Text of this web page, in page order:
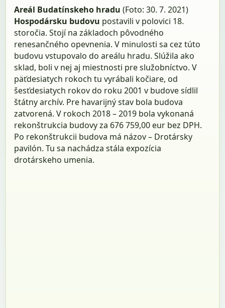
Areál Budatínskeho hradu (Foto: 30. 7. 2021)
Hospodársku budovu postavili v polovici 18.
storočia. Stojí na základoch pôvodného
renesančného opevnenia. V minulosti sa cez túto
budovu vstupovalo do areálu hradu. Slúžila ako
sklad, boli v nej aj miestnosti pre služobníctvo. V
päťdesiatych rokoch tu vyrábali kočiare, od
šesťdesiatych rokov do roku 2001 v budove sídlil
štátny archív. Pre havarijný stav bola budova
zatvorená. V rokoch 2018 – 2019 bola vykonaná
rekonštrukcia budovy za 676 759,00 eur bez DPH.
Po rekonštrukcii budova má názov – Drotársky
pavilón. Tu sa nachádza stála expozícia
drotárskeho umenia.